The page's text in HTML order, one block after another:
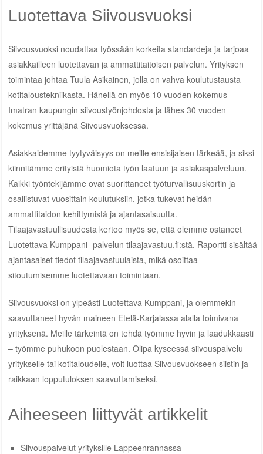
Luotettava Siivousvuoksi
Siivousvuoksi noudattaa työssään korkeita standardeja ja tarjoaa
asiakkailleen luotettavan ja ammattitaitoisen palvelun. Yrityksen
toimintaa johtaa Tuula Asikainen, jolla on vahva koulutustausta
kotitaloustekniikasta. Hänellä on myös 10 vuoden kokemus
Imatran kaupungin siivoustyönjohdosta ja lähes 30 vuoden
kokemus yrittäjänä Siivousvuoksessa.
Asiakkaidemme tyytyväisyys on meille ensisijaisen tärkeää, ja siksi
kiinnitämme erityistä huomiota työn laatuun ja asiakaspalveluun.
Kaikki työntekijämme ovat suorittaneet työturvallisuuskortin ja
osallistuvat vuosittain koulutuksiin, jotka tukevat heidän
ammattitaidon kehittymistä ja ajantasaisuutta.
Tilaajavastuullisuudesta kertoo myös se, että olemme ostaneet
Luotettava Kumppani -palvelun tilaajavastuu.fi:stä. Raportti sisältää
ajantasaiset tiedot tilaajavastuulaista, mikä osoittaa
sitoutumisemme luotettavaan toimintaan.
Siivousvuoksi on ylpeästi Luotettava Kumppani, ja olemmekin
saavuttaneet hyvän maineen Etelä-Karjalassa alalla toimivana
yrityksenä. Meille tärkeintä on tehdä työmme hyvin ja laadukkaasti
– työmme puhukoon puolestaan. Olipa kyseessä siivouspalvelu
yritykselle tai kotitaloudelle, voit luottaa Siivousvuokseen siistin ja
raikkaan lopputuloksen saavuttamiseksi.
Aiheeseen liittyvät artikkelit
Siivouspalvelut yrityksille Lappeenrannassa